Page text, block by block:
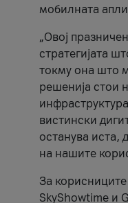
мобилната
„Овој
стратегијата
токму она што
решенија стои
вистински
останува иста,
на нашите
За
SkyShowtime и